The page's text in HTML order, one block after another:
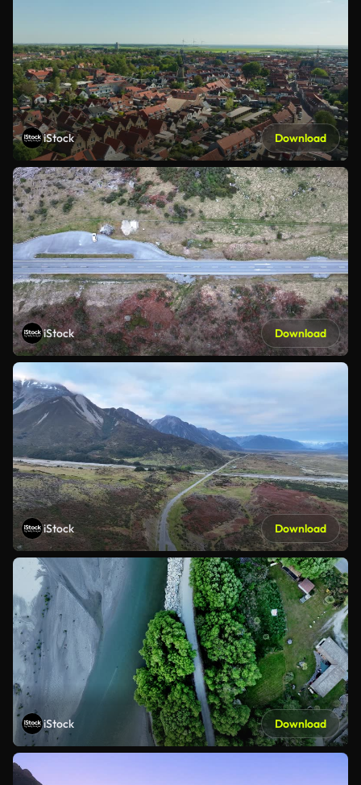
iStock Download
iStock Download
iStock Download
iStock Download